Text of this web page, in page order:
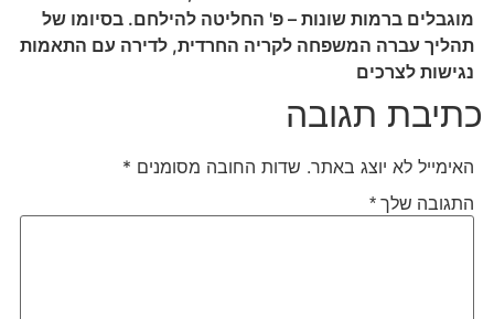
מוגבלים ברמות שונות – פ' החליטה להילחם. בסיומו של
תהליך עברה המשפחה לקריה החרדית, לדירה עם התאמות
נגישות לצרכים
כתיבת תגובה
האימייל לא יוצג באתר. שדות החובה מסומנים *
התגובה שלך *